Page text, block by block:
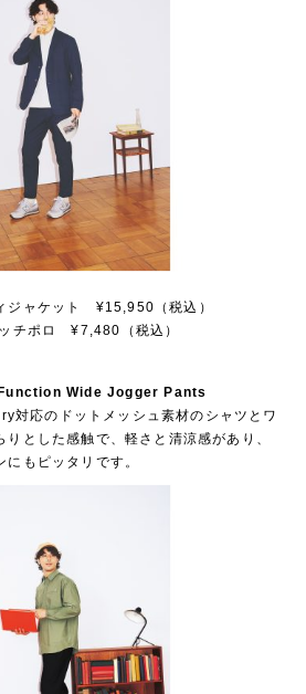
ジャケット ¥15,950（税込）
チポロ ¥7,480（税込）
Wide Jogger Pants
対応のドットメッシュ素材のシャツとワ
とした感触で、軽さと清涼感があり、
もピッタリです。